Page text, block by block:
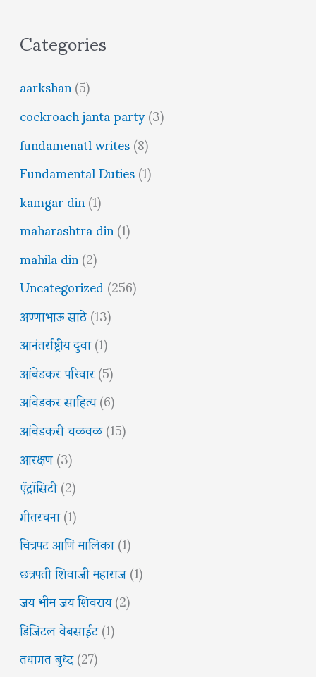
Categories
aarkshan(5)
cockroach janta party(3)
fundamenatl writes(8)
Fundamental Duties(1)
kamgar din(1)
maharashtra din(1)
mahila din(2)
Uncategorized(256)
अण्णाभाऊ साठे(13)
आनंतर्राष्ट्रीय दुवा(1)
आंबेडकर परिवार(5)
आंबेडकर साहित्य(6)
आंबेडकरी चळवळ(15)
आरक्षण(3)
ऍट्रॉसिटी(2)
गीतरचना(1)
चित्रपट आणि मालिका(1)
छत्रपती शिवाजी महाराज(1)
जय भीम जय शिवराय(2)
डिजिटल वेबसाईट(1)
तथागत बुध्द(27)